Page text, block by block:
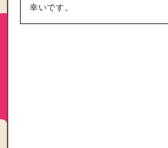
幸いです。